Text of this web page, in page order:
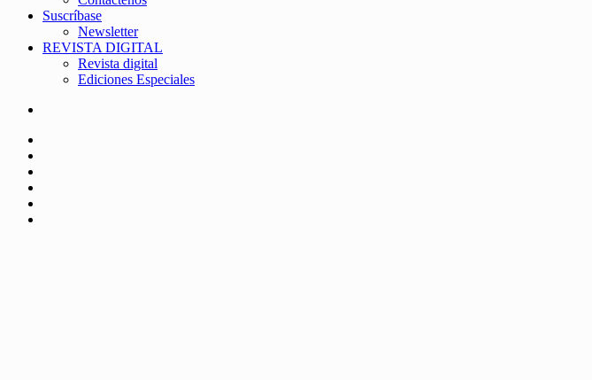
Suscríbase
Newsletter
REVISTA DIGITAL
Revista digital
Ediciones Especiales